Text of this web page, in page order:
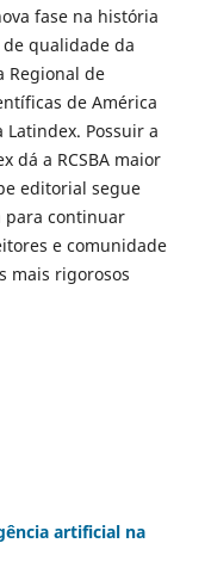
fase na história
qualidade da
Regional de
de América
Latindex. Possuir a
dá a RCSBA maior
editorial segue
para continuar
e comunidade
mais rigorosos
artificial na